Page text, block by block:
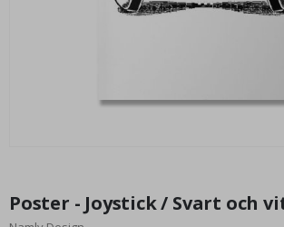
början
Poster - Joystick / Svart och